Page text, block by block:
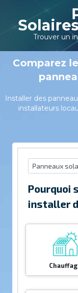
Solaires
Trouver un
Comparez
Installer des
installateurs